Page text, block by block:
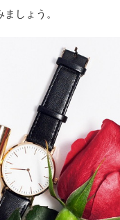
しょう。